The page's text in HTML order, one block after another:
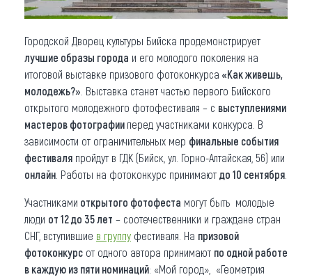
Городской Дворец культуры Бийска продемонстрирует
лучшие образы города и его молодого поколения на
итоговой выставке призового фотоконкурса «Как живешь,
молодежь?» . Выставка станет частью первого Бийского
открытого молодежного фотофестиваля – с выступлениями
мастеров фотографии перед участниками конкурса. В
зависимости от ограничительных мер финальные события
фестиваля пройдут в ГДК (Бийск, ул. Горно-Алтайская, 56) или
онлайн . Работы на фотоконкурс принимают до 10 сентября
Участниками открытого фотофеста могут быть молодые
люди от 12 до 35 лет – соотечественники и граждане стран
СНГ, вступившие в группу фестиваля. На призовой
фотоконкурс от одного автора принимают по одной работе
в каждую из пяти номинаций: «Мой город», «Геометрия